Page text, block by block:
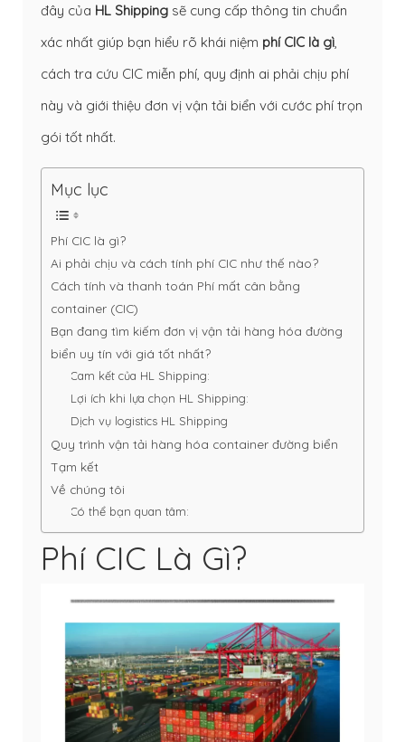
đây của HL Shipping sẽ cung cấp thông tin chuẩn
xác nhất giúp bạn hiểu rõ khái niệm phí CIC là gì,
cách tra cứu CIC miễn phí, quy định ai phải chịu phí
này và giới thiệu đơn vị vận tải biển với cước phí trọn
gói tốt nhất.
Mục lục
Phí CIC là gì?
Ai phải chịu và cách tính phí CIC như thế nào?
Cách tính và thanh toán Phí mất cân bằng
container (CIC)
Bạn đang tìm kiếm đơn vị vận tải hàng hóa đường
biển uy tín với giá tốt nhất?
Cam kết của HL Shipping:
Lợi ích khi lựa chọn HL Shipping:
Dịch vụ logistics HL Shipping
Quy trình vận tải hàng hóa container đường biển
Tạm kết
Về chúng tôi
Có thể bạn quan tâm:
Phí CIC Là Gì?